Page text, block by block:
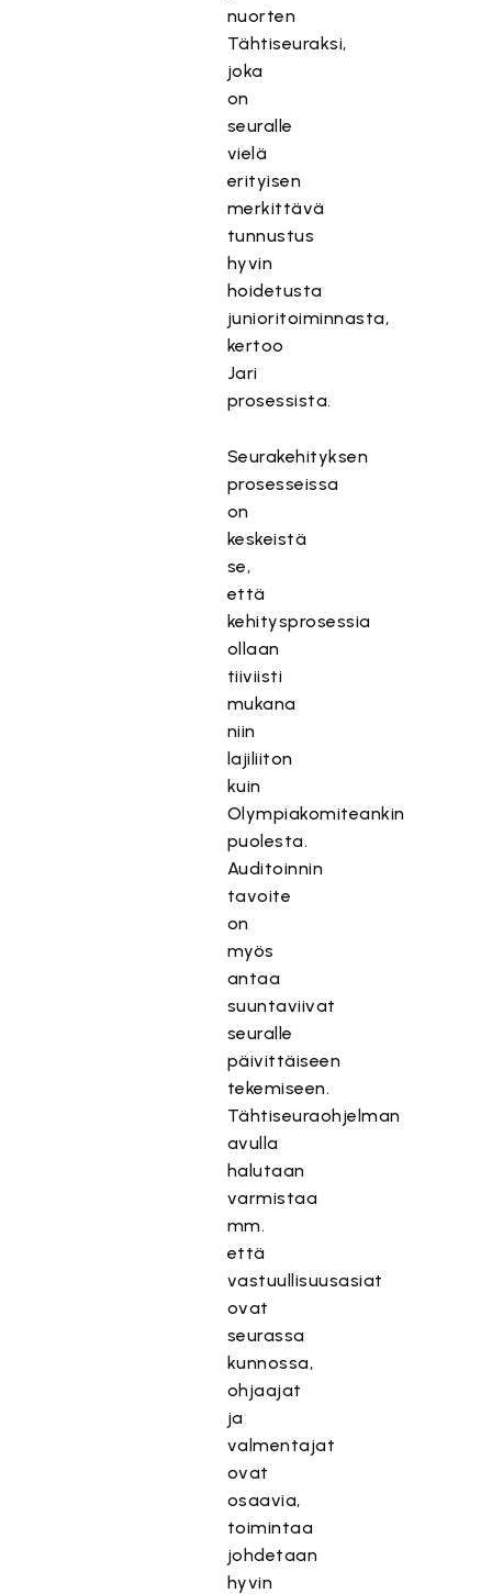
nuorten
Tähtiseuraksi,
joka
on
seuralle
vielä
erityisen
merkittävä
tunnustus
hyvin
hoidetusta
junioritoiminnasta,
kertoo
Jari
prosessista.
Seurakehityksen
prosesseissa
on
keskeistä
se,
että
kehitysprosessia
ollaan
tiiviisti
mukana
niin
lajiliiton
kuin
Olympiakomiteankin
puolesta.
Auditoinnin
tavoite
on
myös
antaa
suuntaviivat
seuralle
päivittäiseen
tekemiseen.
Tähtiseuraohjelman
avulla
halutaan
varmistaa
mm.
että
vastuullisuusasiat
ovat
seurassa
kunnossa,
ohjaajat
ja
valmentajat
ovat
osaavia,
toimintaa
johdetaan
hyvin